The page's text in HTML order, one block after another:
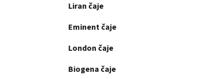
Liran čaje
Eminent čaje
London čaje
Biogena čaje